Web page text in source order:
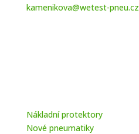
kamenikova@wetest-pneu.cz
Nákladní protektory
Nové pneumatiky